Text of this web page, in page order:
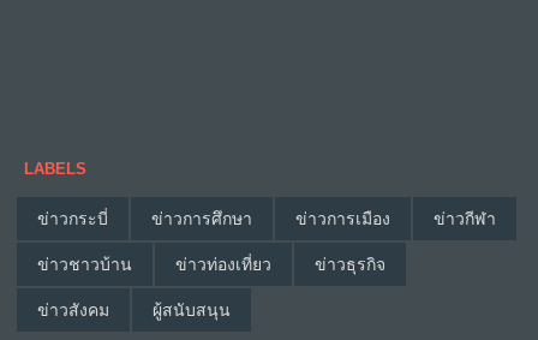
LABELS
ข่าวกระบี่ ข่าวการศึกษา ข่าวการเมือง ข่าวกีฬา
ข่าวชาวบ้าน ข่าวท่องเที่ยว ข่าวธุรกิจ
ข่าวสังคม ผู้สนับสนุน